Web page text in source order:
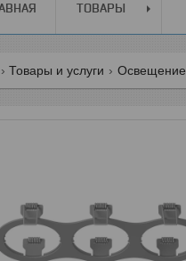
ТОВАРЫ
Товары и услуги Освещение